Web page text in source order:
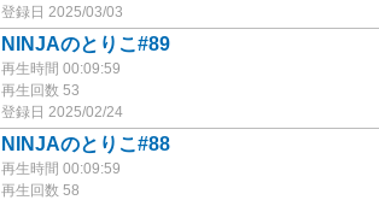
登録日 2025/03/03
NINJAのとりこ#89
再生時間 00:09:59
再生回数 53
登録日 2025/02/24
NINJAのとりこ#88
再生時間 00:09:59
再生回数 58